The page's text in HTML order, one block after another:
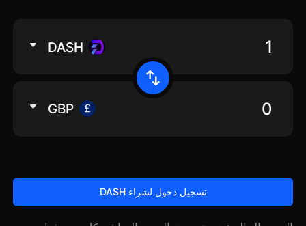
DASH
GBP
تسجيل دخول لشراء DASH